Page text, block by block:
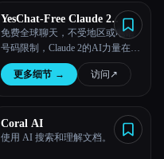
YesChat-Free Claude 2
Globally
免费全球聊天，不受地区或电话
号码限制，Claude 2的AI力量在后
面。
更多细节 → 访问 ↗︎
Coral AI
使用 AI 搜索和理解文档。